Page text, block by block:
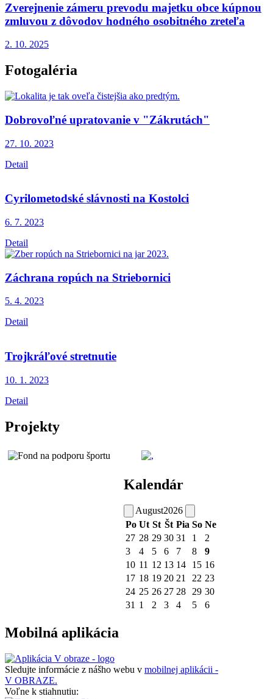
Zverejnenie zámeru prevodu majetku obce kúpnou
zmluvou z dôvodov hodného osobitného zreteľa
2. 10. 2025
Fotogaléria
Dobrovoľné upratovanie v "Zákrutách"
27. 10. 2023
Detail
Cyrilometodské slávnosti na Kostolci
6. 7. 2023
Detail
Záchrana ropúch na Striebornici
5. 4. 2023
Detail
Trojkráľové stretnutie
10. 1. 2023
Detail
Projekty
Kalendár
August2026
Po Ut St Št Pia So Ne
27 28 29 30 31 1
2
3
4 5 6 7 8
9
10 11 12 13 14 15 16
17 18 19 20 21 22 23
24 25 26 27 28 29 30
31 1 2 3 4 5 6
Mobilná aplikácia
Sledujte informácie z nášho webu v mobilnej aplikácii -
V OBRAZE.
Voľne k stiahnutiu: